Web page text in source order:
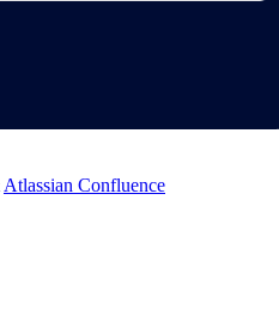
Atlassian Confluence